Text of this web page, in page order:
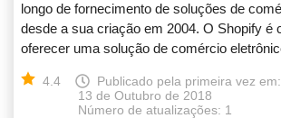
longo de fornecimento de soluções de
desde a sua criação em 2004. O Shopify é
oferecer uma solução de comércio
4.4
Publicado pela primeira vez em:
13 de Outubro de 2018
Número de atualizações: 1